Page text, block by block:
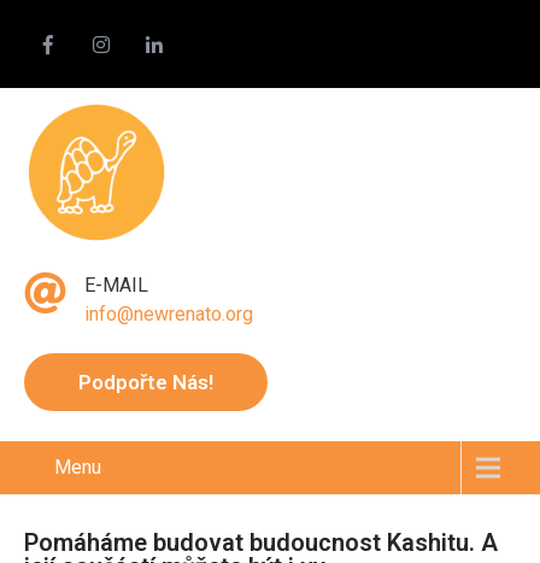
E-MAIL
info@newrenato.org
Podpořte Nás!
Menu
Pomáháme budovat budoucnost Kashitu. A